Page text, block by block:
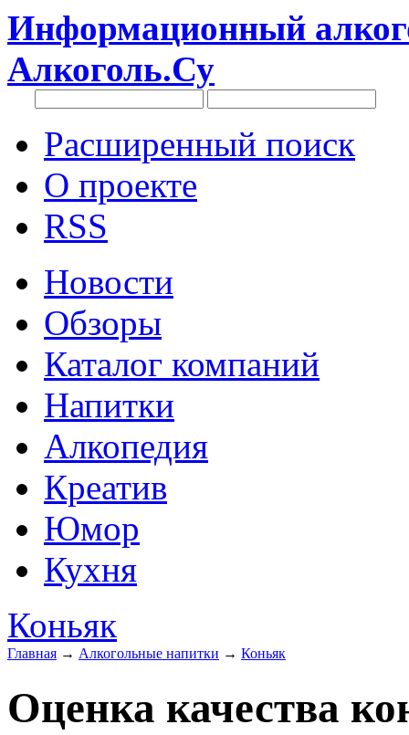
Информационный
Алкоголь.Су
Расширенный поиск
О проекте
RSS
Новости
Обзоры
Каталог компаний
Напитки
Алкопедия
Креатив
Юмор
Кухня
Коньяк
Главная → Алкогольные напитки → Коньяк
Оценка качества